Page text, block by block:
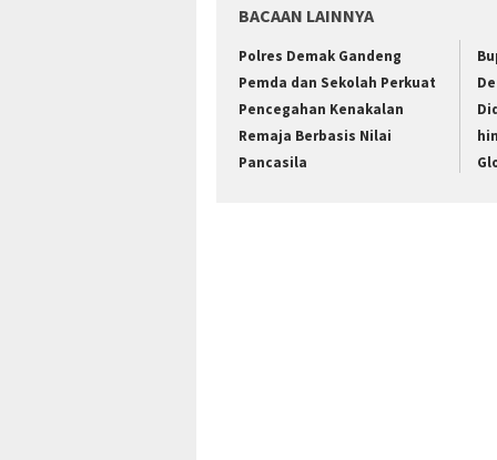
BACAAN LAINNYA
Polres Demak Gandeng
Pemda dan Sekolah Perkuat
Pencegahan Kenakalan
Remaja Berbasis Nilai
Pancasila